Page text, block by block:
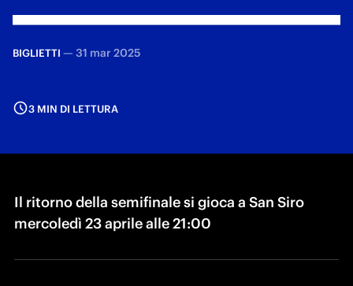
BIGLIETTI — 31 mar 2025
3 MIN DI LETTURA
Il ritorno della semifinale si gioca a San Siro
mercoledì 23 aprile alle 21:00